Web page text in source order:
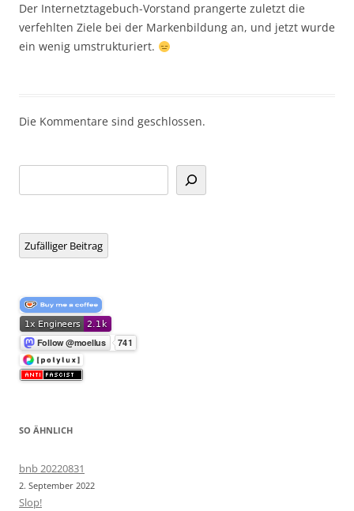
Der Internetztagebuch-Vorstand prangerte zuletzt die
verfehlten Ziele bei der Markenbildung an, und jetzt wurde
ein wenig umstrukturiert.
Die Kommentare sind geschlossen.
Zufälliger Beitrag
SO ÄHNLICH
bnb 20220831
2. September 2022
Slop!